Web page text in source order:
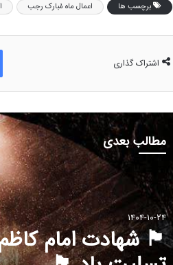
برچسب ها اعمال ماه مُبارک رجب
اشتراک گذاری
مطالب بعدی
۱۴۰۴-۱۰-۲۴
🏴 شهادت امام